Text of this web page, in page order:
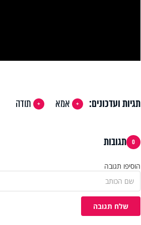
תגיות ועדכונים: אמא תודה
0 תגובות
הוסיפו תגובה
שלח תגובה